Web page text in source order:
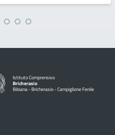
Istituto Comprensivo
Bricherasio
Bibiana - Bricherasio - Campiglione Fenile